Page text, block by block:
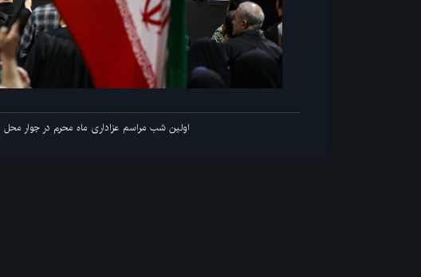
ماه محرم در جوار محل عروج ملکوتی قائد شهید انقلاب